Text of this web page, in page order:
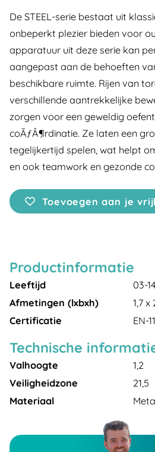
De STEEL-serie bestaat uit
onbeperkt plezier bieden voor
apparatuur uit deze serie kan
aangepast aan de behoeften
beschikbare ruimte. Rijen van
verschillende aantrekkelijke
zorgen voor een geweldig
coÃƒÂ¶rdinatie. Ze laten een
tegelijkertijd spelen, wat helpt
en ook teamwork en gezonde
Toevoegen aan je
Productinformatie
Leeftijd
03-14
Afmetingen (lxbxh)
1,7 x
Certificatie
EN-
Technische
Valhoogte
1,2
Veiligheidzone
21,5
Materiaal